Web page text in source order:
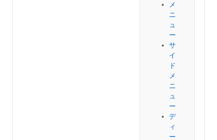
メ
ニ
ュ
ー
サ
イ
ド
メ
ニ
ュ
ー
デ
ィ
ー